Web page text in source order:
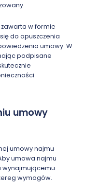
w formie
do opuszczenia
umowy. W
podpisane
umowy
umowy najmu
umowa najmu
wynajmującemu
wymogów.